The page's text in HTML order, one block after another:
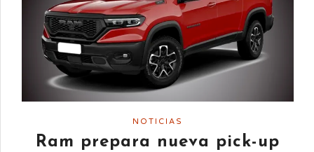
NOTICIAS
Ram prepara nueva pick-up